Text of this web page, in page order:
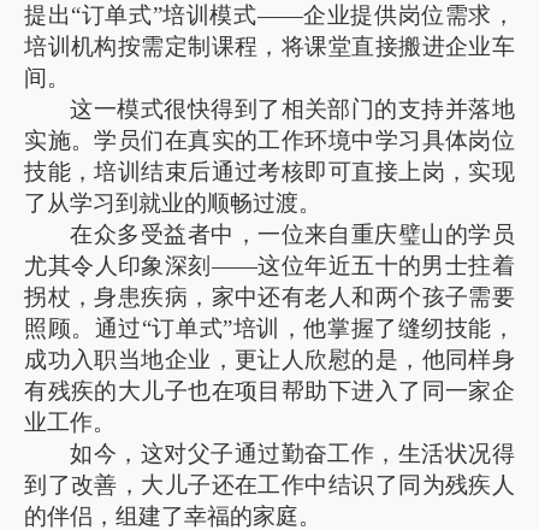
提出“订单式”培训模式——企业提供岗位需求，
培训机构按需定制课程，将课堂直接搬进企业车
间。
这一模式很快得到了相关部门的支持并落地
实施。学员们在真实的工作环境中学习具体岗位
技能，培训结束后通过考核即可直接上岗，实现
了从学习到就业的顺畅过渡。
在众多受益者中，一位来自重庆璧山的学员
尤其令人印象深刻——这位年近五十的男士拄着
拐杖，身患疾病，家中还有老人和两个孩子需要
照顾。通过“订单式”培训，他掌握了缝纫技能，
成功入职当地企业，更让人欣慰的是，他同样身
有残疾的大儿子也在项目帮助下进入了同一家企
业工作。
如今，这对父子通过勤奋工作，生活状况得
到了改善，大儿子还在工作中结识了同为残疾人
的伴侣，组建了幸福的家庭。